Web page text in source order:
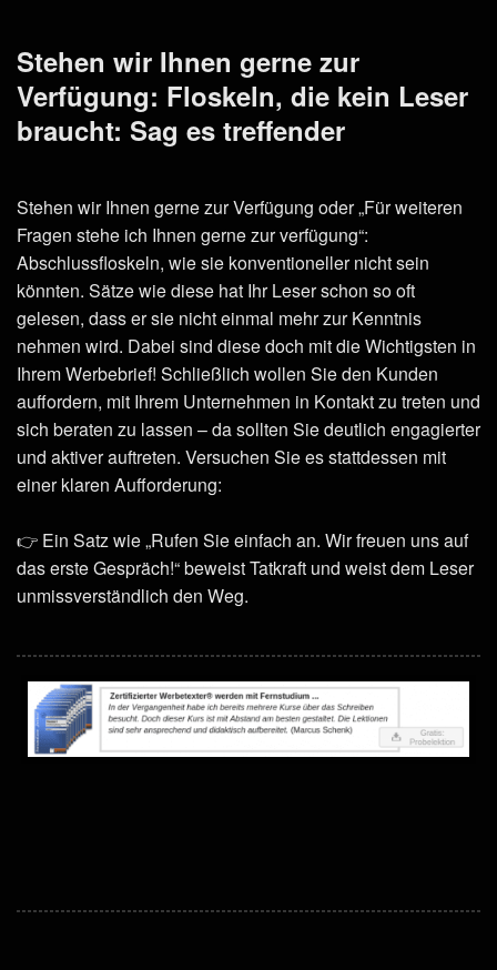
Stehen wir Ihnen gerne zur
Verfügung: Floskeln, die kein Leser
braucht: Sag es treffender
Stehen wir Ihnen gerne zur Verfügung oder „Für weiteren
Fragen stehe ich Ihnen gerne zur verfügung“:
Abschlussfloskeln, wie sie konventioneller nicht sein
könnten. Sätze wie diese hat Ihr Leser schon so oft
gelesen, dass er sie nicht einmal mehr zur Kenntnis
nehmen wird. Dabei sind diese doch mit die Wichtigsten in
Ihrem Werbebrief! Schließlich wollen Sie den Kunden
auffordern, mit Ihrem Unternehmen in Kontakt zu treten und
sich beraten zu lassen – da sollten Sie deutlich engagierter
und aktiver auftreten. Versuchen Sie es stattdessen mit
einer klaren Aufforderung:
👉 Ein Satz wie „Rufen Sie einfach an. Wir freuen uns auf
das erste Gespräch!“ beweist Tatkraft und weist dem Leser
unmissverständlich den Weg.